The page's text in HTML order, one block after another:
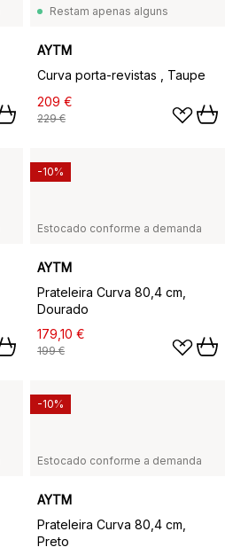
Restam apenas alguns
AYTM
Curva porta-revistas , Taupe
209 €
229 €
Estocado conforme a demanda
AYTM
Prateleira Curva 80,4 cm,
Dourado
179,10 €
199 €
-10%
Estocado conforme a demanda
AYTM
Prateleira Curva 80,4 cm,
Preto
-10%